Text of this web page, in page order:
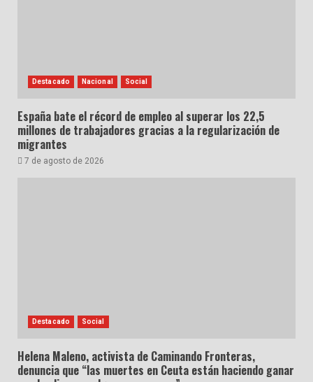
Destacado Nacional Social
España bate el récord de empleo al superar los 22,5
millones de trabajadores gracias a la regularización de
migrantes
7 de agosto de 2026
Destacado Social
Helena Maleno, activista de Caminando Fronteras,
denuncia que “las muertes en Ceuta están haciendo ganar